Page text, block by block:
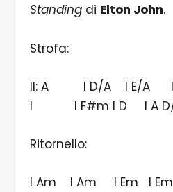
Standingdi Elton John.
Strofa:
II: A I D/A I E/A I
I I F#m I D I A
Ritornello:
I Am I Am I Em I